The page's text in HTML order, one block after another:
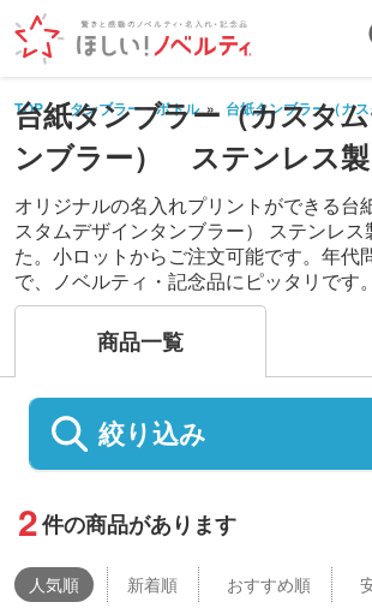
TOP タンブラー・ボトル 台紙タンブラー（カスタ
台紙タンブラー（カスタ
ンブラー） ステンレス製
オリジナルの名入れプリントができる台
スタムデザインタンブラー） ステンレス
た。小ロットからご注文可能です。年代
で、ノベルティ・記念品にピッタリです。
商品一覧
絞り込み
2件の商品があります
人気順 新着順 おすすめ順